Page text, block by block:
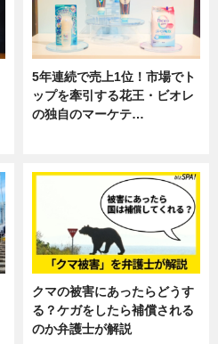
5年連続で売上1位！市場でト
ップを牽引する花王・ビオレ
の独自のマーケテ…
クマの被害にあったらどうす
る？ケガをしたら補償される
のか弁護士が解説